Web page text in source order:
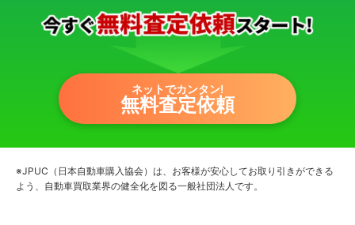
ネットでカンタン!
無料査定依頼
※JPUC（日本自動車購入協会）は、お客様が安心してお取り引きができる
よう、自動車買取業界の健全化を図る一般社団法人です。